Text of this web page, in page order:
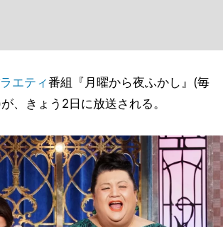
エティ番組『月曜から夜ふかし』(毎
、きょう2日に放送される。